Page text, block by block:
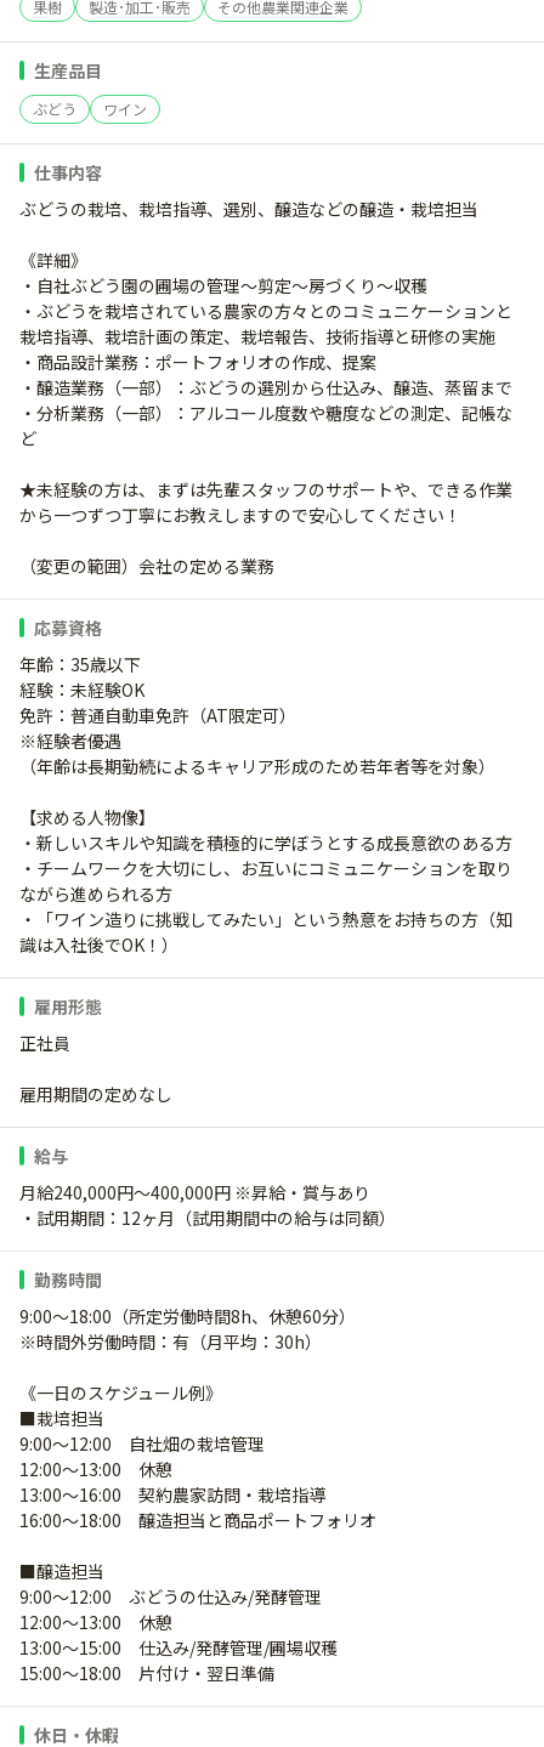
果樹 製造･加工･販売 その他農業関連企業
生産品目
ぶどう ワイン
仕事内容
ぶどうの栽培、栽培指導、選別、醸造などの醸造・栽培担当
《詳細》
・自社ぶどう園の圃場の管理～剪定～房づくり～収穫
・ぶどうを栽培されている農家の方々とのコミュニケーションと
栽培指導、栽培計画の策定、栽培報告、技術指導と研修の実施
・商品設計業務：ポートフォリオの作成、提案
・醸造業務（一部）：ぶどうの選別から仕込み、醸造、蒸留まで
・分析業務（一部）：アルコール度数や糖度などの測定、記帳な
ど
★未経験の方は、まずは先輩スタッフのサポートや、できる作業
から一つずつ丁寧にお教えしますので安心してください！
（変更の範囲）会社の定める業務
応募資格
年齢：35歳以下
経験：未経験OK
免許：普通自動車免許（AT限定可）
※経験者優遇
（年齢は長期勤続によるキャリア形成のため若年者等を対象）
【求める人物像】
・新しいスキルや知識を積極的に学ぼうとする成長意欲のある方
・チームワークを大切にし、お互いにコミュニケーションを取り
ながら進められる方
・「ワイン造りに挑戦してみたい」という熱意をお持ちの方（知
識は入社後でOK！）
雇用形態
正社員
雇用期間の定めなし
給与
月給240,000円～400,000円 ※昇給・賞与あり
・試用期間：12ヶ月（試用期間中の給与は同額）
勤務時間
9:00～18:00（所定労働時間8h、休憩60分）
※時間外労働時間：有（月平均：30h）
《一日のスケジュール例》
■栽培担当
9:00～12:00 自社畑の栽培管理
12:00～13:00 休憩
13:00～16:00 契約農家訪問・栽培指導
16:00～18:00 醸造担当と商品ポートフォリオ
■醸造担当
9:00～12:00 ぶどうの仕込み/発酵管理
12:00～13:00 休憩
13:00～15:00 仕込み/発酵管理/圃場収穫
15:00～18:00 片付け・翌日準備
休日・休暇